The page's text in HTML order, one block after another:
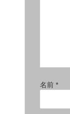
名前 *